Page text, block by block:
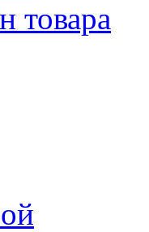
товара